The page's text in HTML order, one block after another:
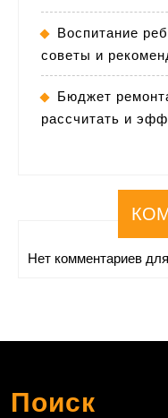
Воспитание
советы и
Бюджет
рассчитать и
Нет комментариев
Поиск